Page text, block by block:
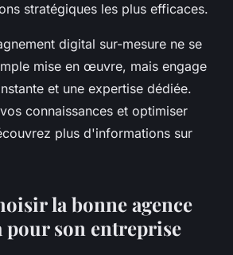
stratégiques les plus efficaces.
digital sur-mesure ne se
mise en œuvre, mais engage
et une expertise dédiée.
connaissances et optimiser
plus d'informations sur
la bonne agence
pour son entreprise